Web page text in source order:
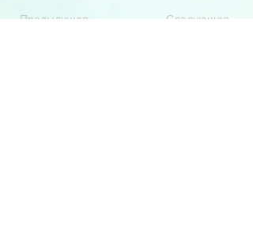
Предыдущая
Следующая